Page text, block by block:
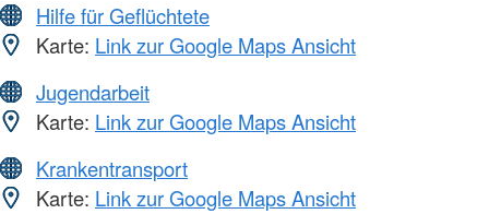
Hilfe für Geflüchtete
Karte: Link zur Google Maps Ansicht
Jugendarbeit
Karte: Link zur Google Maps Ansicht
Krankentransport
Karte: Link zur Google Maps Ansicht